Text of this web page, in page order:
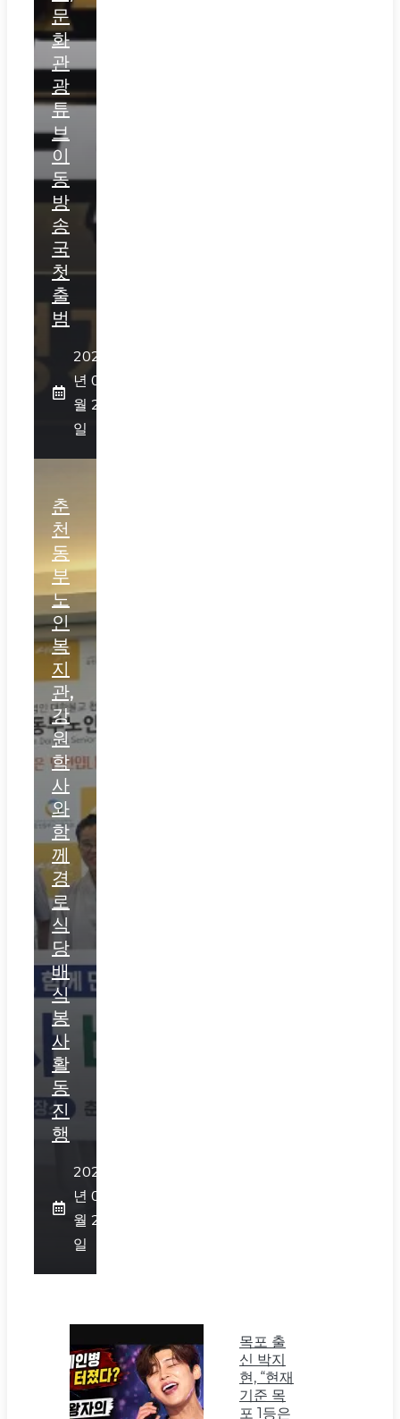
문
화
관
광
튜
브
이
동
방
송
국
첫
출
범
2026
년 07
월 25
일
춘
천
동
부
노
인
복
지
관,
강
원
학
사
와
함
께
경
로
식
당
배
식
봉
사
활
동
진
행
2026
년 07
월 23
일
목포 출
신 박지
현, “현재
기준 목
포 1등은